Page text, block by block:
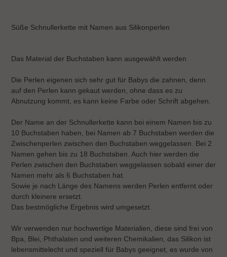
hinzugefügt
Süße Schnullerkette mit Namen aus Silikonperlen
Das Material der Buchstaben kann ausgewählt werden
Die Perlen eigenen sich sehr gut für Babys die zahnen, denn
auf den Perlen kann gekaut werden, ohne dass es zu
Abnutzung kommt, es kann keine Farbe oder Schrift abgehen.
Der Name an der Schnullerkette kann bei einem Namen bis zu
10 Buchstaben haben, bei Namen ab 7 Buchstaben werden die
Zwischenperlen zwischen den Buchstaben weggelassen. Bei 2
Namen gehen bis zu 18 Buchstaben. Auch hier werden die
Perlen zwischen den Buchstaben weggelassen sobald einer der
Namen mehr als 6 Buchstaben hat.
Sowie je nach Länge des Namens werden Perlen entfernt oder
durch kleinere ersetzt.
Das bestmögliche Ergebnis wird umgesetzt.
Wir verwenden nur hochwertige Materialien, diese sind frei von
Bpa, Blei, Phthalaten und weiteren Chemikalien, das Silikon ist
lebensmittelecht und speziell für Babys geeignet, es wurde von